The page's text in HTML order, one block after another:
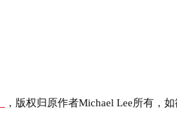
，版权归原作者Michael Lee所有，